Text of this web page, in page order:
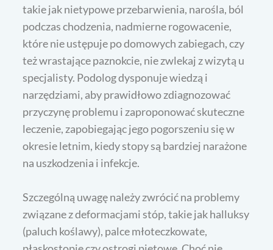
takie jak nietypowe przebarwienia, narośla, ból
podczas chodzenia, nadmierne rogowacenie,
które nie ustępuje po domowych zabiegach, czy
też wrastające paznokcie, nie zwlekaj z wizytą u
specjalisty. Podolog dysponuje wiedzą i
narzędziami, aby prawidłowo zdiagnozować
przyczynę problemu i zaproponować skuteczne
leczenie, zapobiegając jego pogorszeniu się w
okresie letnim, kiedy stopy są bardziej narażone
na uszkodzenia i infekcje.
Szczególną uwagę należy zwrócić na problemy
związane z deformacjami stóp, takie jak halluksy
(paluch koślawy), palce młoteczkowate,